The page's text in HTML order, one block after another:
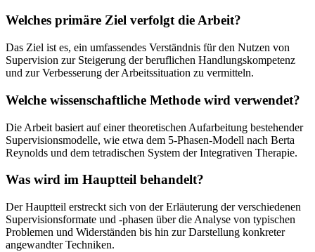
Welches primäre Ziel verfolgt die Arbeit?
Das Ziel ist es, ein umfassendes Verständnis für den Nutzen von
Supervision zur Steigerung der beruflichen Handlungskompetenz
und zur Verbesserung der Arbeitssituation zu vermitteln.
Welche wissenschaftliche Methode wird verwendet?
Die Arbeit basiert auf einer theoretischen Aufarbeitung bestehender
Supervisionsmodelle, wie etwa dem 5-Phasen-Modell nach Berta
Reynolds und dem tetradischen System der Integrativen Therapie.
Was wird im Hauptteil behandelt?
Der Hauptteil erstreckt sich von der Erläuterung der verschiedenen
Supervisionsformate und -phasen über die Analyse von typischen
Problemen und Widerständen bis hin zur Darstellung konkreter
angewandter Techniken.